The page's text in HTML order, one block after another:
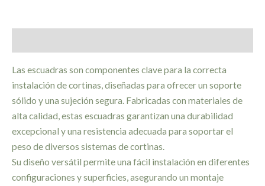
Las escuadras son componentes clave para la correcta
instalación de cortinas, diseñadas para ofrecer un soporte
sólido y una sujeción segura. Fabricadas con materiales de
alta calidad, estas escuadras garantizan una durabilidad
excepcional y una resistencia adecuada para soportar el
peso de diversos sistemas de cortinas.
Su diseño versátil permite una fácil instalación en diferentes
configuraciones y superficies, asegurando un montaje